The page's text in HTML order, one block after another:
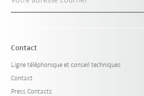
Contact
Ligne téléphonique et conseil techniques
Contact
Press Contacts